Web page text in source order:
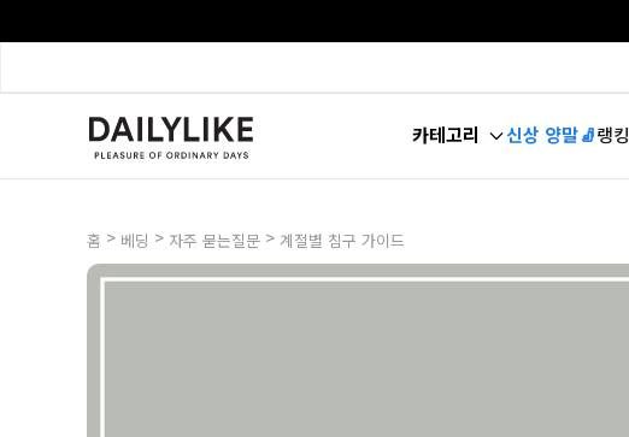
카테고리 신상 양말🧦랭킹
홈 > 베딩 > 자주 묻는질문 > 계절별 침구 가이드